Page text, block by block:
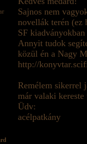
Sajnos nem
novellák terén (ez
SF
Annyit tudok
közül én a Nagy
http://
Remélem sikerrel
már valaki
Üdv:
acélpatkány